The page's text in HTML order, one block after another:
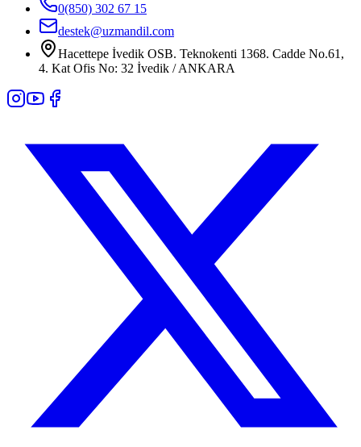
0(850) 302 67 15
destek@uzmandil.com
Hacettepe İvedik OSB. Teknokenti 1368. Cadde No.61,
4. Kat Ofis No: 32 İvedik / ANKARA